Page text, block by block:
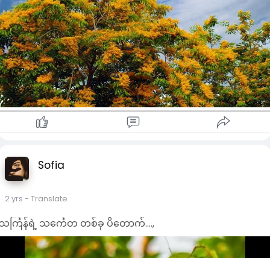
Sofia
2 yrs - Translate
င်္ကြန်ရဲ့ သင်္ကေတ တစ်ခု ပိတောက်....,